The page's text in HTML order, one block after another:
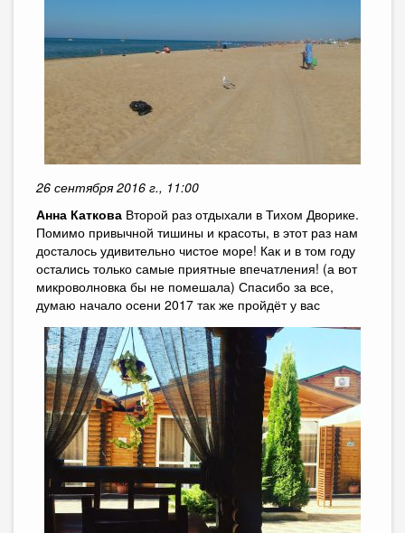
26 сентября 2016 г., 11:00
Анна Каткова Второй раз отдыхали в Тихом Дворике.
Помимо привычной тишины и красоты, в этот раз нам
досталось удивительно чистое море! Как и в том году
остались только самые приятные впечатления! (а вот
микроволновка бы не помешала) Спасибо за все,
думаю начало осени 2017 так же пройдёт у вас